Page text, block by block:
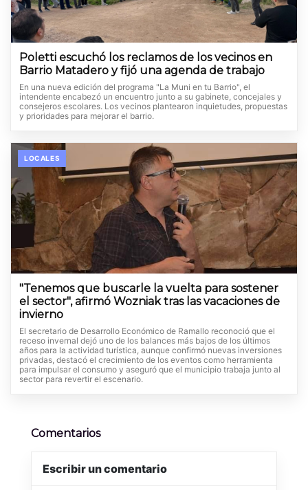
Poletti escuchó los reclamos de los vecinos en
Barrio Matadero y fijó una agenda de trabajo
En una nueva edición del programa "La Muni en tu Barrio", el
intendente encabezó un encuentro junto a su gabinete, concejales y
consejeros escolares. Los vecinos plantearon inquietudes, propuestas
y prioridades para mejorar el barrio.
LOCALES
"Tenemos que buscarle la vuelta para sostener
el sector", afirmó Wozniak tras las vacaciones de
invierno
El secretario de Desarrollo Económico de Ramallo reconoció que el
receso invernal dejó uno de los balances más bajos de los últimos
años para la actividad turística, aunque confirmó nuevas inversiones
privadas, destacó el crecimiento de los eventos como herramienta
para impulsar el consumo y aseguró que el municipio trabaja junto al
sector para revertir el escenario.
Comentarios
Escribir un comentario